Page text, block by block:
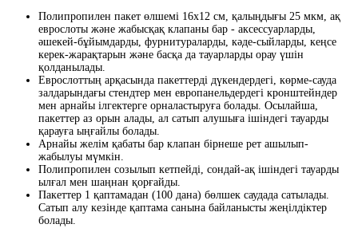
Полипропилен пакет өлшемі 16x12 см, қалыңдығы 25 мкм, ақ
еврослоты және жабысқақ клапаны бар - аксессуарларды,
әшекей-бұйымдарды, фурнитураларды, кәде-сыйларды, кеңсе
керек-жарақтарын және басқа да тауарларды орау үшін
қолданылады.
Еврослоттың арқасында пакеттерді дүкендердегі, көрме-сауда
залдарындағы стендтер мен европанельдердегі кронштейндер
мен арнайы ілгектерге орналастыруға болады. Осылайша,
пакеттер аз орын алады, ал сатып алушыға ішіндегі тауарды
қарауға ыңғайлы болады.
Арнайы желім қабаты бар клапан бірнеше рет ашылып-
жабылуы мүмкін.
Полипропилен созылып кетпейді, сондай-ақ ішіндегі тауарды
ылғал мен шаңнан қорғайды.
Пакеттер 1 қаптамадан (100 дана) бөлшек саудада сатылады.
Сатып алу кезінде қаптама санына байланысты жеңілдіктер
болады.